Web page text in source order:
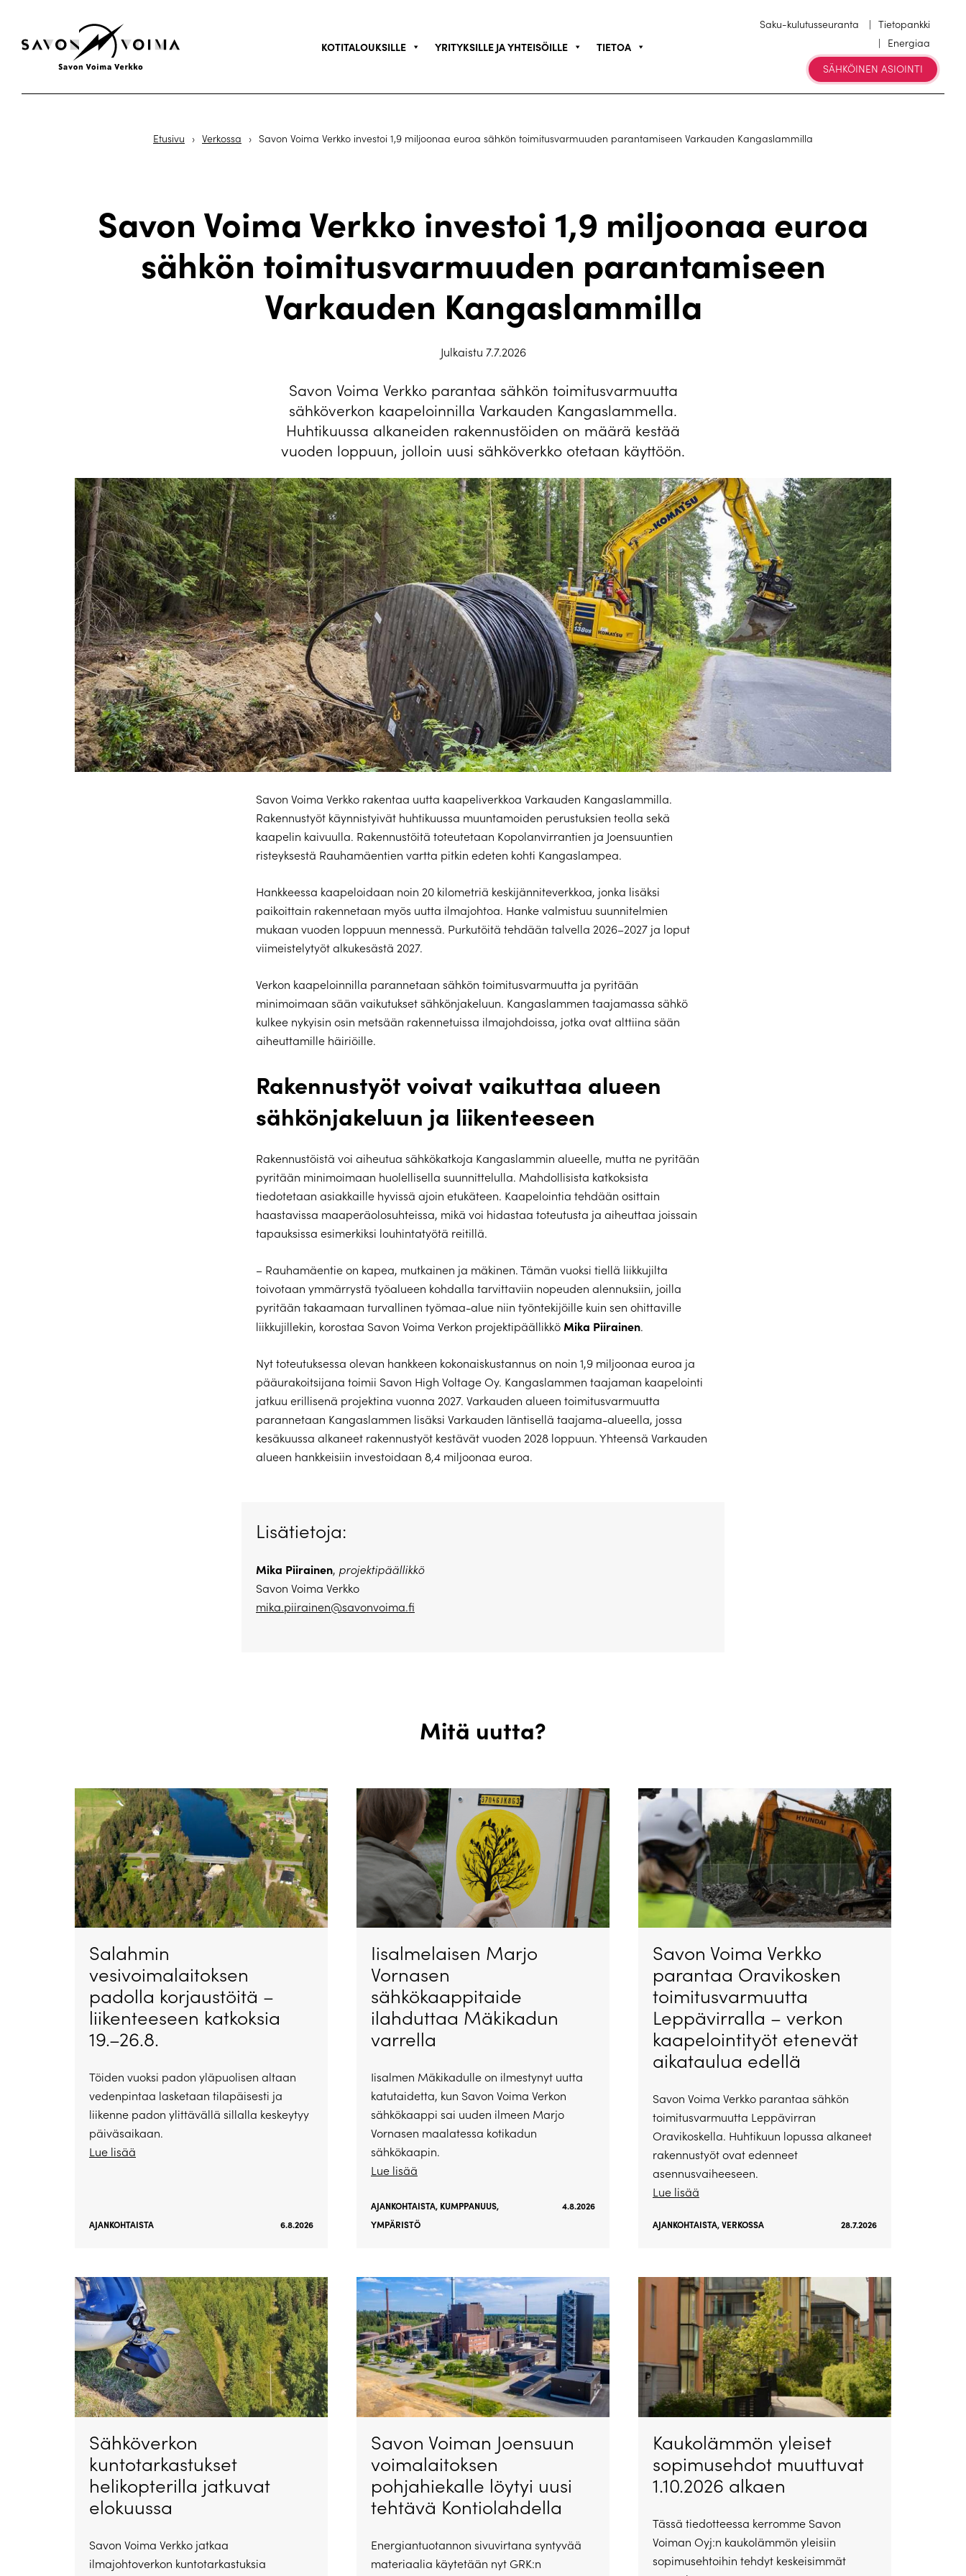
KOTITALOUKSILLE YRITYKSILLE JA YHTEISÖILLE TIETOA
Saku-kulutusseuranta
Tietopankki
Energiaa
SÄHKÖINEN ASIOINTI
Etusivu › Verkossa › Savon Voima Verkko investoi 1,9 miljoonaa euroa sähkön toimitusvarmuuden parantamiseen Varkauden Kangaslammilla
Savon Voima Verkko investoi 1,9 miljoonaa euroa
sähkön toimitusvarmuuden parantamiseen
Varkauden Kangaslammilla
Julkaistu 7.7.2026
Savon Voima Verkko parantaa sähkön toimitusvarmuutta
sähköverkon kaapeloinnilla Varkauden Kangaslammella.
Huhtikuussa alkaneiden rakennustöiden on määrä kestää
vuoden loppuun, jolloin uusi sähköverkko otetaan käyttöön.
Savon Voima Verkko rakentaa uutta kaapeliverkkoa Varkauden Kangaslammilla.
Rakennustyöt käynnistyivät huhtikuussa muuntamoiden perustuksien teolla sekä
kaapelin kaivuulla. Rakennustöitä toteutetaan Kopolanvirrantien ja Joensuuntien
risteyksestä Rauhamäentien vartta pitkin edeten kohti Kangaslampea.
Hankkeessa kaapeloidaan noin 20 kilometriä keskijänniteverkkoa, jonka lisäksi
paikoittain rakennetaan myös uutta ilmajohtoa. Hanke valmistuu suunnitelmien
mukaan vuoden loppuun mennessä. Purkutöitä tehdään talvella 2026–2027 ja loput
viimeistelytyöt alkukesästä 2027.
Verkon kaapeloinnilla parannetaan sähkön toimitusvarmuutta ja pyritään
minimoimaan sään vaikutukset sähkönjakeluun. Kangaslammen taajamassa sähkö
kulkee nykyisin osin metsään rakennetuissa ilmajohdoissa, jotka ovat alttiina sään
aiheuttamille häiriöille.
Rakennustyöt voivat vaikuttaa alueen
sähkönjakeluun ja liikenteeseen
Rakennustöistä voi aiheutua sähkökatkoja Kangaslammin alueelle, mutta ne pyritään
pyritään minimoimaan huolellisella suunnittelulla. Mahdollisista katkoksista
tiedotetaan asiakkaille hyvissä ajoin etukäteen. Kaapelointia tehdään osittain
haastavissa maaperäolosuhteissa, mikä voi hidastaa toteutusta ja aiheuttaa joissain
tapauksissa esimerkiksi louhintatyötä reitillä.
– Rauhamäentie on kapea, mutkainen ja mäkinen. Tämän vuoksi tiellä liikkujilta
toivotaan ymmärrystä työalueen kohdalla tarvittaviin nopeuden alennuksiin, joilla
pyritään takaamaan turvallinen työmaa-alue niin työntekijöille kuin sen ohittaville
liikkujillekin, korostaa Savon Voima Verkon projektipäällikkö Mika Piirainen.
Nyt toteutuksessa olevan hankkeen kokonaiskustannus on noin 1,9 miljoonaa euroa ja
pääurakoitsijana toimii Savon High Voltage Oy. Kangaslammen taajaman kaapelointi
jatkuu erillisenä projektina vuonna 2027. Varkauden alueen toimitusvarmuutta
parannetaan Kangaslammen lisäksi Varkauden läntisellä taajama-alueella, jossa
kesäkuussa alkaneet rakennustyöt kestävät vuoden 2028 loppuun. Yhteensä Varkauden
alueen hankkeisiin investoidaan 8,4 miljoonaa euroa.
Lisätietoja:
Mika Piirainen, projektipäällikkö
Savon Voima Verkko
mika.piirainen@savonvoima.fi
Mitä uutta?
Salahmin
vesivoimalaitoksen
padolla korjaustöitä –
liikenteeseen katkoksia
19.–26.8.
Töiden vuoksi padon yläpuolisen altaan
vedenpintaa lasketaan tilapäisesti ja
liikenne padon ylittävällä sillalla keskeytyy
päiväsaikaan.
Lue lisää
AJANKOHTAISTA 6.8.2026
Iisalmelaisen Marjo
Vornasen
sähkökaappitaide
ilahduttaa Mäkikadun
varrella
Iisalmen Mäkikadulle on ilmestynyt uutta
katutaidetta, kun Savon Voima Verkon
sähkökaappi sai uuden ilmeen Marjo
Vornasen maalatessa kotikadun
sähkökaapin.
Lue lisää
AJANKOHTAISTA, KUMPPANUUS,
YMPÄRISTÖ
4.8.2026
Savon Voima Verkko
parantaa Oravikosken
toimitusvarmuutta
Leppävirralla – verkon
kaapelointityöt etenevät
aikataulua edellä
Savon Voima Verkko parantaa sähkön
toimitusvarmuutta Leppävirran
Oravikoskella. Huhtikuun lopussa alkaneet
rakennustyöt ovat edenneet
asennusvaiheeseen.
Lue lisää
AJANKOHTAISTA,VERKOSSA 28.7.2026
Sähköverkon
kuntotarkastukset
helikopterilla jatkuvat
elokuussa
Savon Voima Verkko jatkaa
ilmajohtoverkon kuntotarkastuksia
Savon Voiman Joensuun
voimalaitoksen
pohjahiekalle löytyi uusi
tehtävä Kontiolahdella
Energiantuotannon sivuvirtana syntyvää
materiaalia käytetään nyt GRK:n
Kaukolämmön yleiset
sopimusehdot muuttuvat
1.10.2026 alkaen
Tässä tiedotteessa kerromme Savon
Voiman Oyj:n kaukolämmön yleisiin
sopimusehtoihin tehdyt keskeisimmät